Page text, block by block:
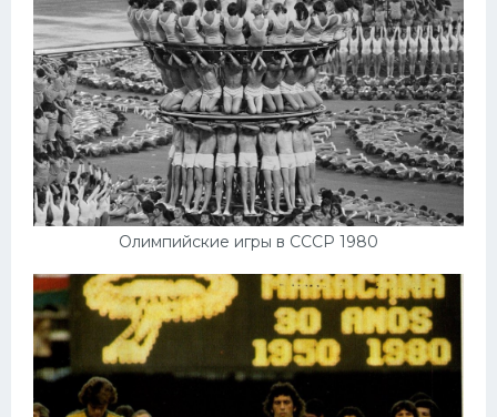
Олимпийские игры в СССР 1980